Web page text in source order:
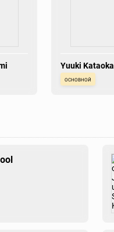
Yuuki Kataoka
основной